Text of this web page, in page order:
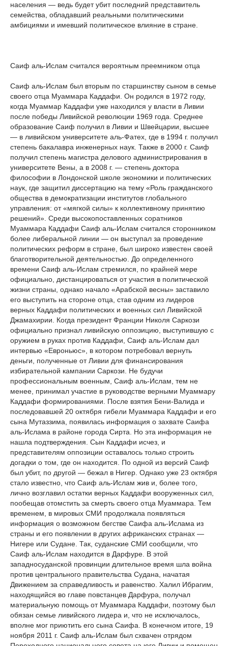
населения — ведь будет убит последний представитель
семейства, обладавший реальными политическими
амбициями и имевший политическое влияние в стране.
Саиф аль-Ислам считался вероятным преемником отца
Саиф аль-Ислам был вторым по старшинству сыном в семье
своего отца Муаммара Каддафи. Он родился в 1972 году,
когда Муаммар Каддафи уже находился у власти в Ливии
после победы Ливийской революции 1969 года. Среднее
образование Саиф получил в Ливии и Швейцарии, высшее
— в ливийском университете аль-Фатех, где в 1994 г. получил
степень бакалавра инженерных наук. Также в 2000 г. Саиф
получил степень магистра делового администрирования в
университете Вены, а в 2008 г. — степень доктора
философии в Лондонской школе экономики и политических
наук, где защитил диссертацию на тему «Роль гражданского
общества в демократизации институтов глобального
управления: от «мягкой силы» к коллективному принятию
решений». Среди высокопоставленных соратников
Муаммара Каддафи Саиф аль-Ислам считался сторонником
более либеральной линии — он выступал за проведение
политических реформ в стране, был широко известен своей
благотворительной деятельностью. До определенного
времени Саиф аль-Ислам стремился, по крайней мере
официально, дистанцироваться от участия в политической
жизни страны, однако начало «Арабской весны» заставило
его выступить на стороне отца, став одним из лидеров
верных Каддафи политических и военных сил Ливийской
Джамахирии. Когда президент Франции Николя Саркози
официально признал ливийскую оппозицию, выступившую с
оружием в руках против Каддафи, Саиф аль-Ислам дал
интервью «Евроньюс», в котором потребовал вернуть
деньги, полученные от Ливии для финансирования
избирательной кампании Саркози. Не будучи
профессиональным военным, Саиф аль-Ислам, тем не
менее, принимал участие в руководстве верными Муаммару
Каддафи формированиями. После взятия Бени-Валида и
последовавшей 20 октября гибели Муаммара Каддафи и его
сына Мутаззима, появилась информация о захвате Саифа
аль-Ислама в районе города Сирта. Но эта информация не
нашла подтверждения. Сын Каддафи исчез, и
представителям оппозиции оставалось только строить
догадки о том, где он находится. По одной из версий Саиф
был убит, по другой — бежал в Нигер. Однако уже 23 октября
стало известно, что Саиф аль-Ислам жив и, более того,
лично возглавил остатки верных Каддафи вооруженных сил,
пообещав отомстить за смерть своего отца Муаммара. Тем
временем, в мировых СМИ продолжала появляться
информация о возможном бегстве Саифа аль-Ислама из
страны и его появлении в других африканских странах —
Нигере или Судане. Так, суданские СМИ сообщили, что
Саиф аль-Ислам находится в Дарфуре. В этой
западносуданской провинции длительное время шла война
против центрального правительства Судана, начатая
Движением за справедливость и равенство. Халил Ибрагим,
находящийся во главе повстанцев Дарфура, получал
материальную помощь от Муаммара Каддафи, поэтому был
обязан семье ливийского лидера и, что не исключалось,
вполне мог приютить его сына Саифа. В конечном итоге, 19
ноября 2011 г. Саиф аль-Ислам был схвачен отрядом